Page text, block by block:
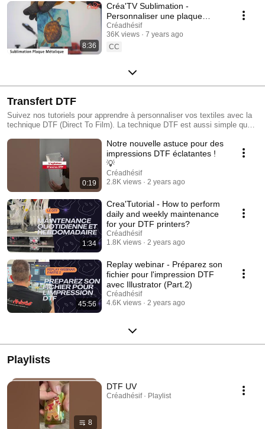
8:36
Créa'TV Sublimation -
Personnaliser une plaque
métal en Chromaluxe
Créadhésif
36K views
7 years ago
CC
Transfert DTF
Suivez nos tutoriels pour apprendre à personnaliser vos textiles avec la
technique DTF (Direct To Film). La technique DTF est aussi simple que
est simple : imprimez sur un film et transférez directement sur tissu. Son
principal avantage est de pouvoir réaliser des marquages sur tout type
de textiles. Qu'il s'agisse de polyester, de coton, de soie ou de fibres
synthétiques, la technique d'impression DTF saura s'adapter. Pour plus
d'informations, visitez notre site web : http://www.creadhesif.com
0:19
Notre nouvelle astuce pour des
impressions DTF éclatantes !
💡
Créadhésif
2.8K views
2 years ago
1:34
Crea'Tutorial - How to perform
daily and weekly maintenance
for your DTF printers?
Créadhésif
1.8K views
2 years ago
45:56
Replay webinar - Préparez son
fichier pour l'impression DTF
avec Illustrator (Part.2)
Créadhésif
4.6K views
2 years ago
Playlists
8
DTF UV
Créadhésif · Playlist